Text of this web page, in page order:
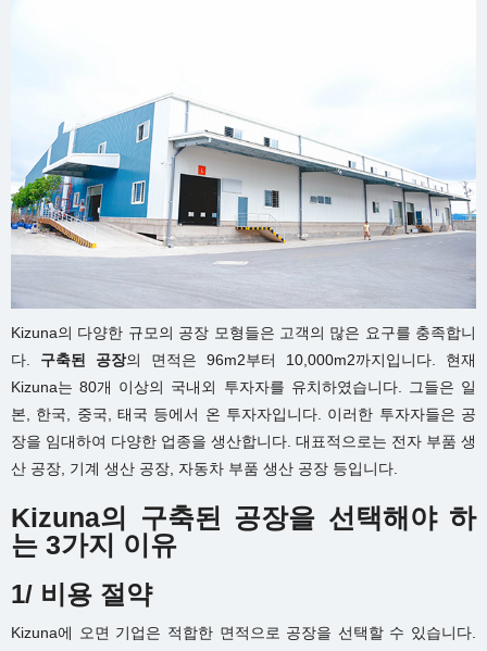
Kizuna의 다양한 규모의 공장 모형들은 고객의 많은 요구를 충족합니
다. 구축된 공장의 면적은 96m2부터 10,000m2까지입니다. 현재
Kizuna는 80개 이상의 국내외 투자자를 유치하였습니다. 그들은 일
본, 한국, 중국, 태국 등에서 온 투자자입니다. 이러한 투자자들은 공
장을 임대하여 다양한 업종을 생산합니다. 대표적으로는 전자 부품 생
산 공장, 기계 생산 공장, 자동차 부품 생산 공장 등입니다.
Kizuna의 구축된 공장을 선택해야 하
는 3가지 이유
1/ 비용 절약
Kizuna에 오면 기업은 적합한 면적으로 공장을 선택할 수 있습니다.